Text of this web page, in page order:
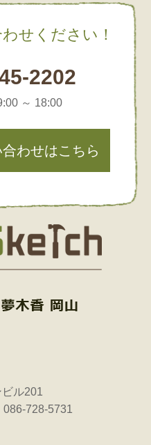
せください！
2202
～ 18:00
わせはこちら
ル201
728-5731